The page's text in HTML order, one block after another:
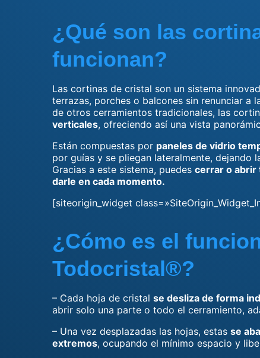
¿Qué son las
funcionan?
Las cortinas de cristal son un sistema
terrazas, porches o balcones sin renunciar a
de otros cerramientos tradicionales, las
verticales, ofreciendo así una vista
Están compuestas por paneles de vidrio
por guías y se pliegan lateralmente, dejando
Gracias a este sistema, puedes cerrar o abrir
darle en cada momento.
[siteorigin_widget
¿Cómo es el
Todocristal®?
– Cada hoja de cristal se desliza de forma
abrir solo una parte o todo el cerramiento,
– Una vez desplazadas las hojas, estas se
extremos, ocupando el mínimo espacio y